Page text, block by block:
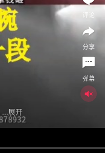
...展开
评论
分享
弹幕